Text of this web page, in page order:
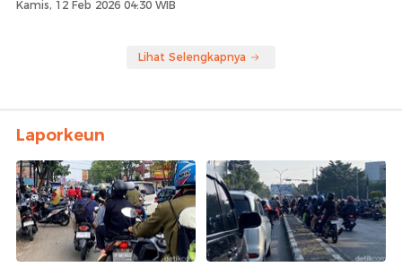
Kamis, 12 Feb 2026 04:30 WIB
Lihat Selengkapnya
Laporkeun